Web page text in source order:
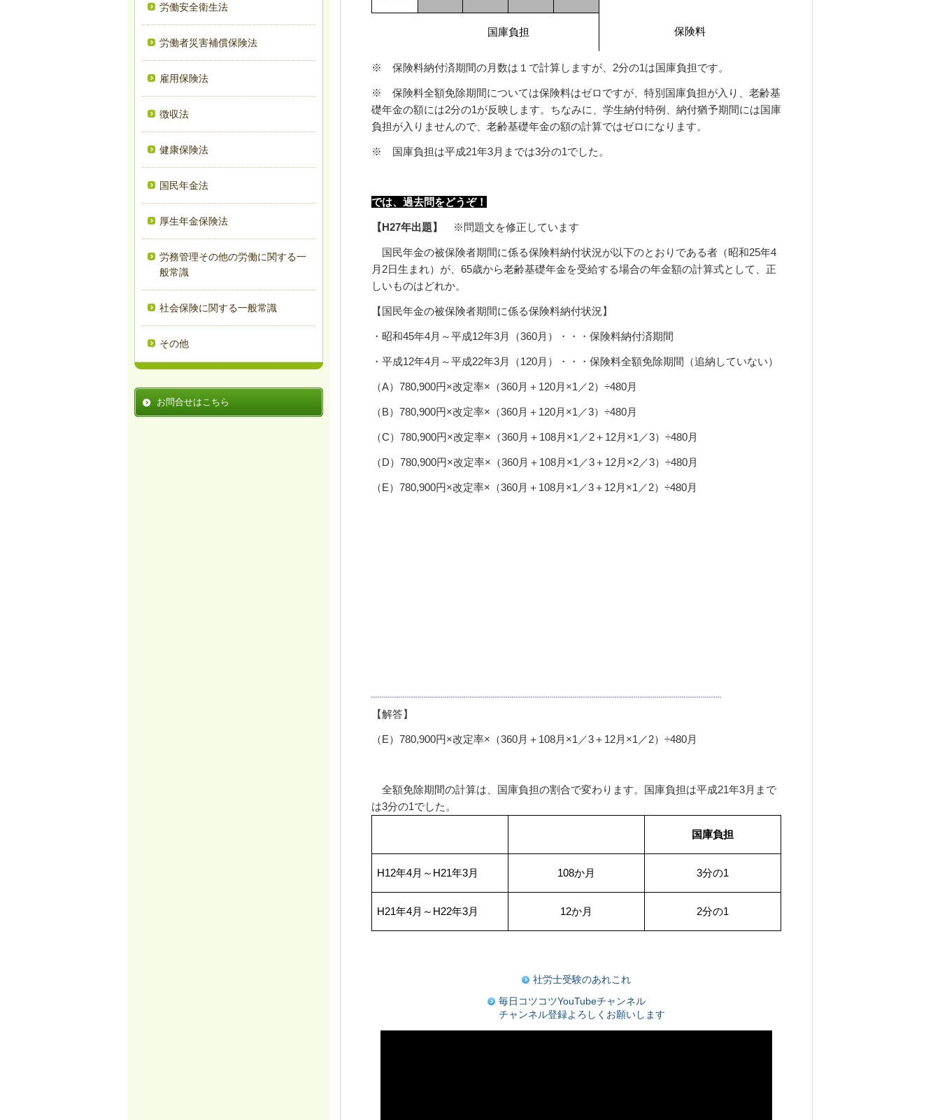
国庫負担 保険料
※ 保険料納付済期間の月数は１で計算しますが、 2分の1は国庫負担です。
※ 保険料全額免除期間については保険料はゼロですが、特別国庫負担が入り、老齢基
礎年金の額には2分の1が反映します。ちなみに、学生納付特例、納付猶予期間には国庫
負担が入りませんので、老齢基礎年金の額の計算ではゼロになります。
※ 国庫負担は平成21年3月までは3分の1でした。
では、過去問をどうぞ！
【H27年出題】 ※問題文を修正しています
国民年金の被保険者期間に係る保険料納付状況が以下のとおりである者（昭和25年4
月 2日生まれ）が、 65歳から老齢基礎年金を受給する場合の年金額の計算式として、正
しいものはどれか。
【国民年金の被保険者期間に係る保険料納付状況】
・昭和45年4月～平成12年3月（360月）・・・保険料納付済期間
・平成12年4月～平成22年3月（120月）・・・保険料全額免除期間（追納していない）
（A） 780,900円×改定率× （360月＋ 120月 ×1 ／2） ÷480月
（B） 780,900円×改定率× （360月＋ 120月 ×1 ／3） ÷480月
（C） 780,900円×改定率× （360月＋ 108月 ×1 ／2＋ 12月 ×1 ／3） ÷480月
（D） 780,900円×改定率× （360月＋ 108月 ×1 ／3＋ 12月 ×2／3） ÷480月
（E） 780,900円×改定率× （360月＋ 108月 ×1 ／3＋ 12月 ×1 ／2） ÷480月
【解答】
（E） 780,900円×改定率× （360月＋ 108月 ×1 ／3＋ 12月 ×1 ／2） ÷480月
全額免除期間の計算は、国庫負担の割合で変わります。国庫負担は平成21年3月まで
は3分の1でした。
国庫負担
H12年4月～ H21年3月 108か月 3分の1
H21年4月～ H22年3月 12か月 2分の1
社労士受験のあれこれ
毎日コツコツYouTubeチャンネル
チャンネル登録よろしくお願いします
労働安全衛生法
労働者災害補償保険法
雇用保険法
徴収法
健康保険法
国民年金法
厚生年金保険法
労務管理その他の労働に関する一
般常識
社会保険に関する一般常識
その他
お問合せはこちら